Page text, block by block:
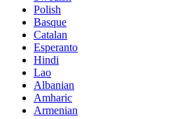
Polish
Basque
Catalan
Esperanto
Hindi
Lao
Albanian
Amharic
Armenian